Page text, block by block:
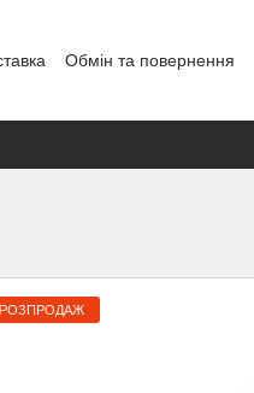
Обмін та повернення
РОЗПРОДАЖ